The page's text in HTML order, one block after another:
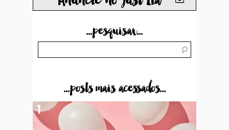
...pesquisar...
...posts mais acessados...
1